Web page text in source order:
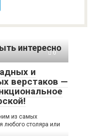
интересно
0
и
верстаков —
из самых
любого столяра или